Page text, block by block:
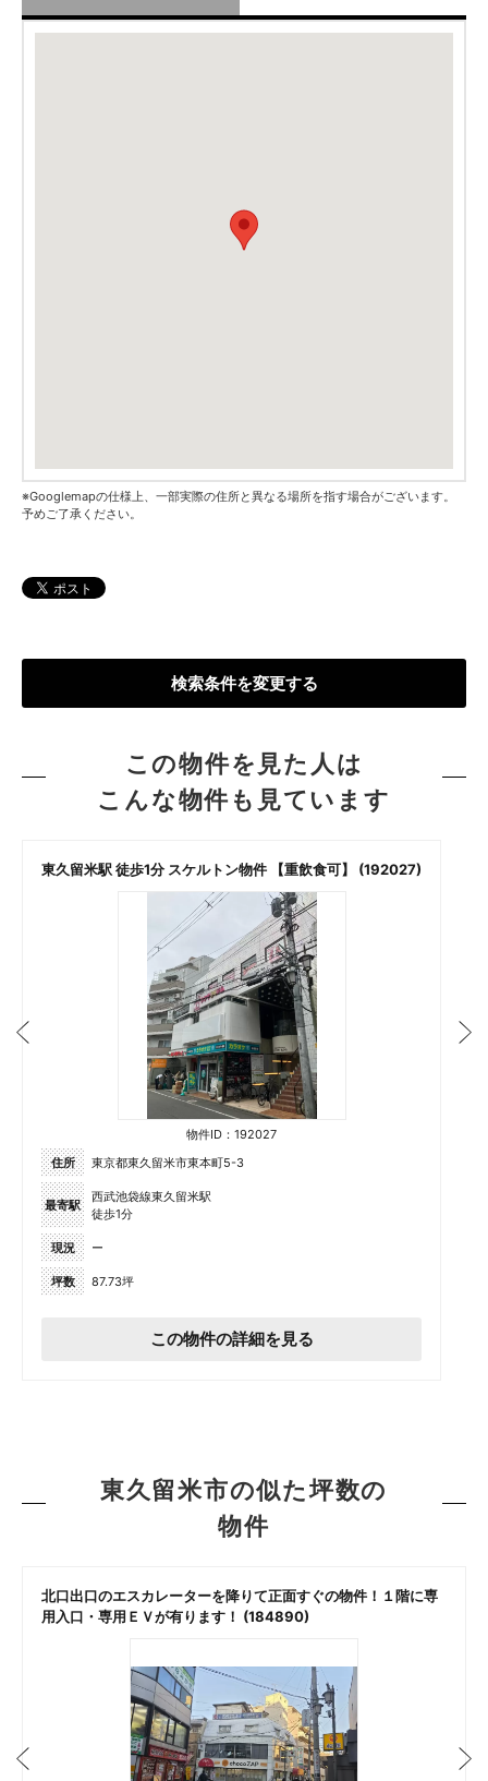
※Googlemapの仕様上、一部実際の住所と異なる場所を指す場合がございます。
予めご了承ください。
検索条件を変更する
この物件を見た人は
こんな物件も見ています
東久留米駅 徒歩1分 スケルトン物件 【重飲食可】 (192027)
物件ID：192027
住所
東京都東久留米市東本町5-3
最寄駅
西武池袋線東久留米駅
徒歩1分
現況 ー
坪数 87.73坪
この物件の詳細を見る
東久留米市の似た坪数の
物件
北口出口のエスカレーターを降りて正面すぐの物件！１階に専
用入口・専用ＥＶが有ります！ (184890)